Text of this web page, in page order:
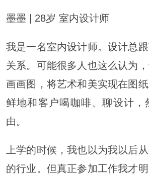
墨墨 | 28岁 室内设计师
我是一名室内设计师。设计总
关系。可能很多人也这么认为
画画图，将艺术和美实现在图
鲜地和客户喝咖啡、聊设计，
由。
上学的时候，我也以为我以后
的行业。但真正参加工作我才